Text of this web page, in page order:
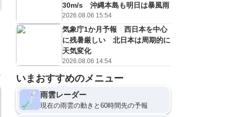
30m/s 沖縄本島も明日は暴風雨
2026.08.06 15:54
気象庁1か月予報 西日本を中心
に残暑厳しい 北日本は周期的に
天気変化
2026.08.06 14:54
いまおすすめのメニュー
雨雲レーダー
現在の雨雲の動きと60時間先の予報